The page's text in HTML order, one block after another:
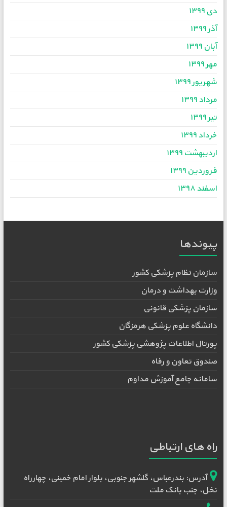
دی ۱۳۹۹
آذر ۱۳۹۹
آبان ۱۳۹۹
مهر ۱۳۹۹
شهریور ۱۳۹۹
مرداد ۱۳۹۹
تیر ۱۳۹۹
خرداد ۱۳۹۹
اردیبهشت ۱۳۹۹
فروردین ۱۳۹۹
اسفند ۱۳۹۸
پیوندها
سازمان نظام پزشکی کشور
وزارت بهداشت و درمان
سازمان پزشکی قانونی
دانشگاه علوم پزشکی هرمزگان
پورتال اطلاعات پژوهشی پزشکی کشور
صندوق تعاون و رفاه
سامانه جامع آموزش مداوم
راه های ارتباطی
آدرس: بندرعباس، گلشهر جنوبی، بلوار امام خمینی، چهارراه
نخل، جنب بانک ملت